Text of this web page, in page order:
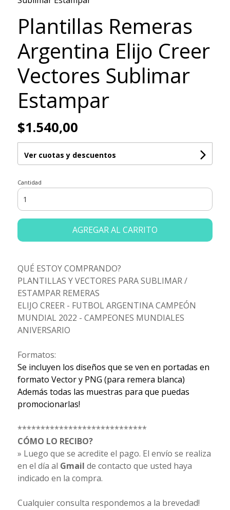
Plantillas Remeras
Argentina Elijo Creer
Vectores Sublimar
Estampar
$1.540,00
Ver cuotas y descuentos
Cantidad
AGREGAR AL CARRITO
QUÉ ESTOY COMPRANDO?
PLANTILLAS Y VECTORES PARA SUBLIMAR /
ESTAMPAR REMERAS
ELIJO CREER - FUTBOL ARGENTINA CAMPEÓN
MUNDIAL 2022 - CAMPEONES MUNDIALES
ANIVERSARIO
Formatos:
Se incluyen los diseños que se ven en portadas en
formato Vector y PNG (para remera blanca)
Además todas las muestras para que puedas
promocionarlas!
****************************
CÓMO LO RECIBO?
» Luego que se acredite el pago. El envío se realiza
en el día al Gmail de contacto que usted haya
indicado en la compra.
Cualquier consulta respondemos a la brevedad!